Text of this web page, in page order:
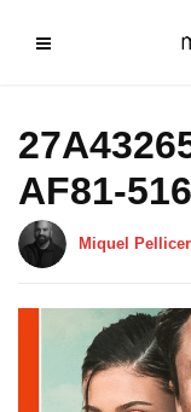
AF81-
Miquel Pellicer